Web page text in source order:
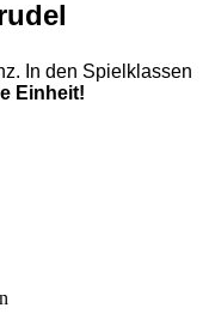
In den Spielklassen
Einheit!